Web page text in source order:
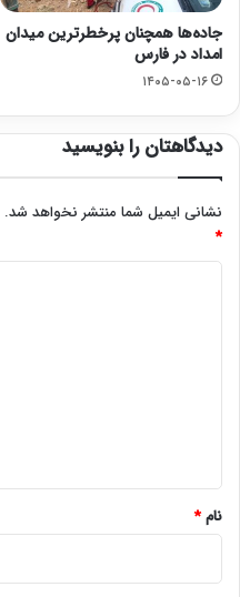
جاده‌ها همچنان پرخطرترین میدان
امداد در فارس
۱۴۰۵-۰۵-۱۶
دیدگاهتان را بنویسید
نشانی ایمیل شما منتشر نخواهد شد.
*
نام*